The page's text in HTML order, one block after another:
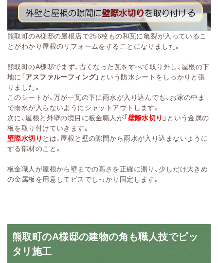
熊取町のA様邸の屋根店で256枚もの和瓦に亀裂が入っているこ
とがわかり屋根のリフォームをすることになりました。
熊取町のA様邸でまず、古くなった瓦をすべて取り外し、屋根の下
地に「アスファルーフィング」という防水シートをしっかりと張
りました。
このシートが、万が一瓦の下に雨水が入り込んでも、お家の中ま
で雨水が入らないようにシャットアウトします。
次に、屋根と外壁の境目に板金職人が「壁際水切り 」という金属の
板を取り付けていきます。
壁際水切り とは、屋根と壁の隙間から雨水が入り込まないように
する部材のこと。
板金職人が屋根から壁までの高さを正確に測り、少しだけ大きめ
の金属板を用意してビスでしっかり固定します。
熊取町のA様邸の建物の角も職人技でピッ
タリ施工